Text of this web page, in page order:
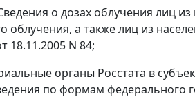
о дозах облучения лиц
облучения, а также лиц из
18.11.2005 N 84;
органы Росстата в
по формам федерального